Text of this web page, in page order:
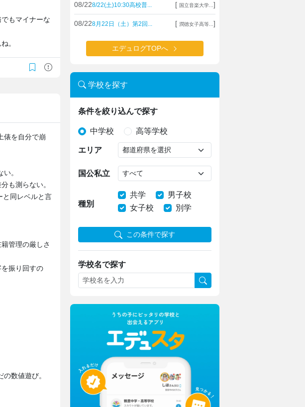
もマイナーな
。
俵を自分で崩
。
も測らない。
と同レベルと言
管理の厳しさ
振り回すの
数値遊び。
08/228/22(土)10:30高校普... [ 国立音楽大学... ]
08/228月22日（土）第2回... [ 潤徳女子高等... ]
エデュログTOPへ
学校を探す
条件を絞り込んで探す
中学校 高等学校
エリア
国公私立
種別
共学
男子校
女子校
別学
この条件で探す
学校名で探す